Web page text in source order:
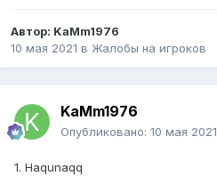
Автор: KaMm1976
10 мая 2021 в Жалобы на игроков
KaMm1976
Опубликовано: 10 мая 2021
1. Haqunaqq